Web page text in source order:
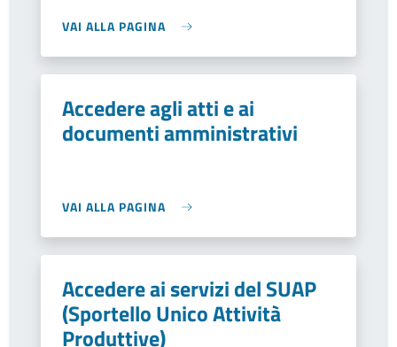
VAI ALLA PAGINA
Accedere agli atti e ai
documenti amministrativi
VAI ALLA PAGINA
Accedere ai servizi del SUAP
(Sportello Unico Attività
Produttive)